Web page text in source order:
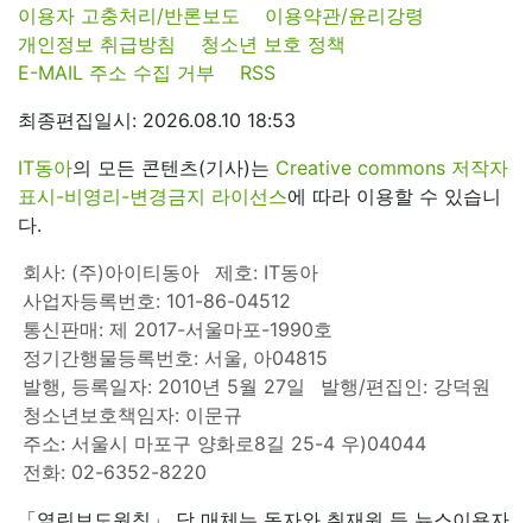
이용자 고충처리/반론보도
이용약관/윤리강령
개인정보 취급방침
청소년 보호 정책
E-MAIL 주소 수집 거부
RSS
최종편집일시: 2026.08.10 18:53
IT동아의 모든 콘텐츠(기사)는 Creative commons 저작자
표시-비영리-변경금지 라이선스에 따라 이용할 수 있습니
다.
회사: (주)아이티동아
제호: IT동아
사업자등록번호: 101-86-04512
통신판매: 제 2017-서울마포-1990호
정기간행물등록번호: 서울, 아04815
발행, 등록일자: 2010년 5월 27일
발행/편집인: 강덕원
청소년보호책임자: 이문규
주소: 서울시 마포구 양화로8길 25-4 우)04044
전화: 02-6352-8220